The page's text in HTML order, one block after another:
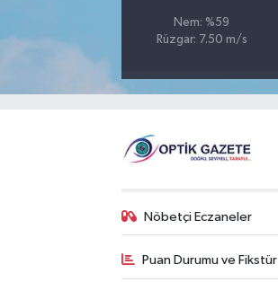
Nem: %59
Rüzgar: 7.50 m/s
Nöbetçi Eczaneler
Puan Durumu ve Fikstür